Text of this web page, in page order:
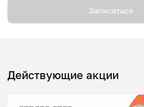
Записаться
Действующие акции